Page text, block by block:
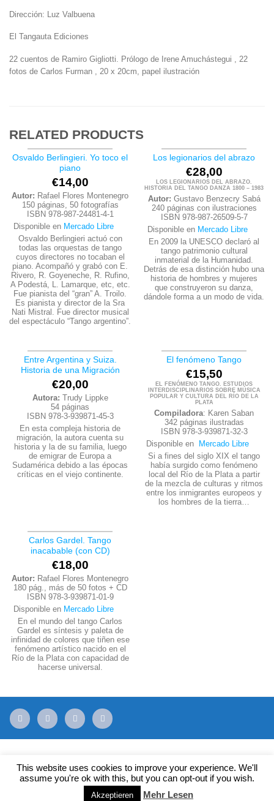
Dirección: Luz Valbuena
El Tangauta Ediciones
22 cuentos de Ramiro Gigliotti. Prólogo de Irene Amuchástegui , 22
fotos de Carlos Furman , 20 x 20cm, papel ilustración
RELATED PRODUCTS
Osvaldo Berlingieri. Yo toco el
piano
€14,00
Autor: Rafael Flores Montenegro
150 páginas, 50 fotografías
ISBN 978-987-24481-4-1
Disponible en Mercado Libre
Osvaldo Berlingieri actuó con
todas las orquestas de tango
cuyos directores no tocaban el
piano. Acompañó y grabó con E.
Rivero, R. Goyeneche, R. Rufino,
A Podestá, L. Lamarque, etc, etc.
Fue pianista del “gran” A. Troilo.
Es pianista y director de la Sra
Nati Mistral. Fue director musical
del espectáculo “Tango argentino”.
Los legionarios del abrazo
€28,00
LOS LEGIONARIOS DEL ABRAZO.
HISTORIA DEL TANGO DANZA 1800 – 1983
Autor: Gustavo Benzecry Sabá
240 páginas con ilustraciones
ISBN 978-987-26509-5-7
Disponible en Mercado Libre
En 2009 la UNESCO declaró al
tango patrimonio cultural
inmaterial de la Humanidad.
Detrás de esa distinción hubo una
historia de hombres y mujeres
que construyeron su danza,
dándole forma a un modo de vida.
Entre Argentina y Suiza.
Historia de una Migración
€20,00
Autora: Trudy Lippke
54 páginas
ISBN 978-3-939871-45-3
En esta compleja historia de
migración, la autora cuenta su
historia y la de su familia, luego
de emigrar de Europa a
Sudamérica debido a las épocas
críticas en el viejo continente.
El fenómeno Tango
€15,50
EL FENÓMENO TANGO. ESTUDIOS
INTERDISCIPLINARIOS SOBRE MÚSICA
POPULAR Y CULTURA DEL RÍO DE LA
PLATA
Compiladora: Karen Saban
342 páginas ilustradas
ISBN 978-3-939871-32-3
Disponible en
Mercado Libre
Si a fines del siglo XIX el tango
había surgido como fenómeno
local del Río de la Plata a partir
de la mezcla de culturas y ritmos
entre los inmigrantes europeos y
los hombres de la tierra…
Carlos Gardel. Tango
inacabable (con CD)
€18,00
Autor: Rafael Flores Montenegro
180 pág., más de 50 fotos + CD
ISBN 978-3-939871-01-9
Disponible en Mercado Libre
En el mundo del tango Carlos
Gardel es síntesis y paleta de
infinidad de colores que tiñen ese
fenómeno artístico nacido en el
Río de la Plata con capacidad de
hacerse universal.
mail facebookyoutube instagram
IMPRESSUM + AGB
ABRAZOS.
This website uses cookies to improve your experience. We'll
assume you're ok with this, but you can opt-out if you wish.
Akzeptieren Mehr Lesen